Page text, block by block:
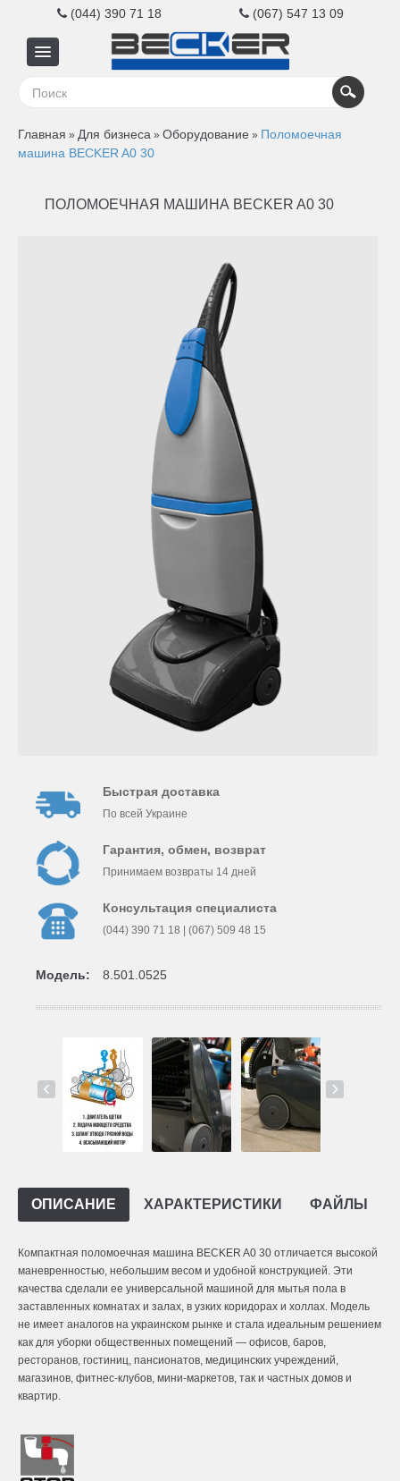
(044) 390 71 18 (067) 547 13 09
Для
Главная » Для бизнеса » Оборудование » Поломоечная
машина BECKER A0 30
ПОЛОМОЕЧНАЯ МАШИНА BECKER A0 30
Быстрая доставка
По всей Украине
Гарантия, обмен, возврат
Принимаем возвраты 14 дней
Консультация специалиста
(044) 390 71 18 | (067) 509 48 15
Модель: 8.501.0525
‹ ›
ОПИСАНИЕ ХАРАКТЕРИСТИКИ ФАЙЛЫ
Компактная поломоечная машина BECKER A0 30 отличается высокой
маневренностью, небольшим весом и удобной конструкцией. Эти
качества сделали ее универсальной машиной для мытья пола в
заставленных комнатах и залах, в узких коридорах и холлах. Модель
не имеет аналогов на украинском рынке и стала идеальным решением
как для уборки общественных помещений ― офисов, баров,
ресторанов, гостиниц, пансионатов, медицинских учреждений,
магазинов, фитнес-клубов, мини-маркетов, так и частных домов и
квартир.